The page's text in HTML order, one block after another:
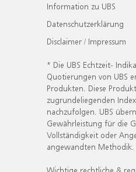
Information zu UBS
Datenschutzerklärung
Disclaimer / Impressum
* Die UBS Echtzeit-
Quotierungen von UBS
Produkten. Diese
zugrundeliegenden
nachzufolgen. UBS
Gewährleistung für die
Vollständigkeit oder
angewandten Methodik.